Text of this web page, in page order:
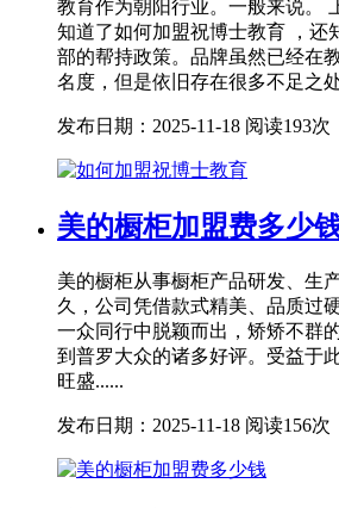
教育作为朝阳行业。一般来说。
知道了如何加盟祝博士教育 ，还
部的帮持政策。品牌虽然已经在
名度，但是依旧存在很多不足之
发布日期：2025-11-18 阅读193次
美的橱柜加盟费多少
美的橱柜从事橱柜产品研发、生
久，公司凭借款式精美、品质过
一众同行中脱颖而出，矫矫不群
到普罗大众的诸多好评。受益于
旺盛......
发布日期：2025-11-18 阅读156次